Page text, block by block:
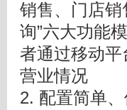
销售、门店
询”六大功能
者通过移动
营业情况
2. 配置简单